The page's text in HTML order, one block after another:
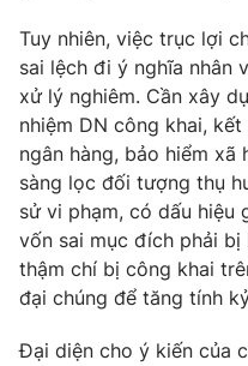
Tuy nhiên, việc trục lợi
sai lệch đi ý nghĩa nhân
xử lý nghiêm. Cần xây
nhiệm DN công khai,
ngân hàng, bảo hiểm
sàng lọc đối tượng thụ
sử vi phạm, có dấu hiệu
vốn sai mục đích phải
thậm chí bị công khai
đại chúng để tăng tính
Đại diện cho ý kiến của